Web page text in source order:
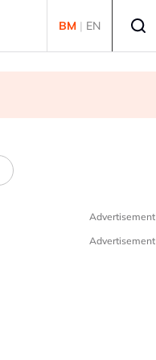
BM | EN
Advertisement
Advertisement